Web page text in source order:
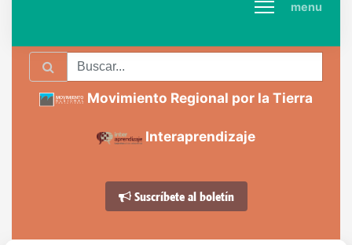
menu
Movimiento Regional por la Tierra
Interaprendizaje
Suscríbete al boletín